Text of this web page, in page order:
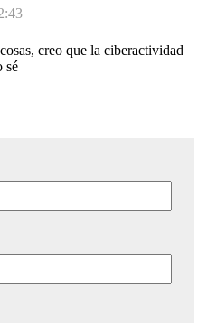
creo que la ciberactividad
sé